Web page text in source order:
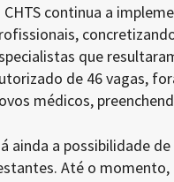
CHTS continua a
que
de 46 vagas,
médicos,
ainda a possibilidade
Até o